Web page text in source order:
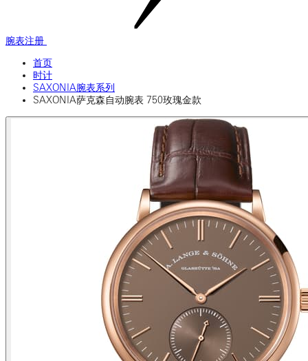
腕表注册
首页
时计
SAXONIA腕表系列
SAXONIA萨克森自动腕表 750玫瑰金款